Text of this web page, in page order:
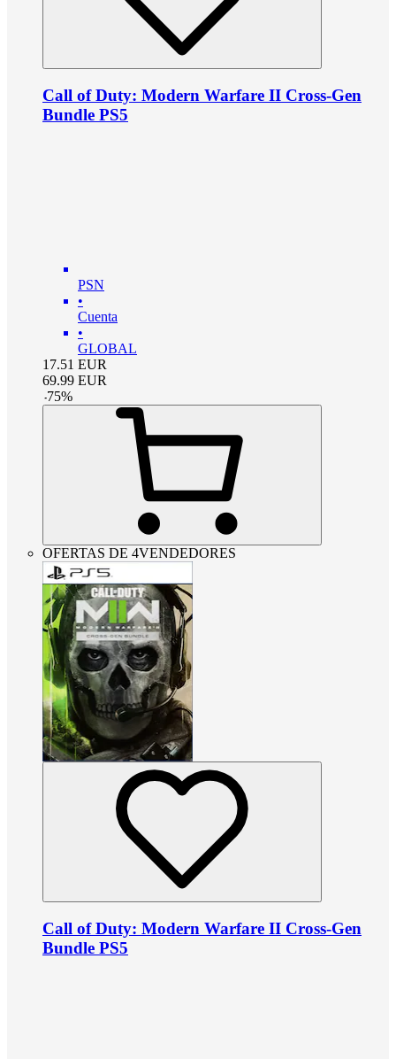
Call of Duty: Modern Warfare II Cross-Gen
Bundle PS5
PSN
•
Cuenta
•
GLOBAL
17.51 EUR
69.99 EUR
-75%
OFERTAS DE 4VENDEDORES
Call of Duty: Modern Warfare II Cross-Gen
Bundle PS5